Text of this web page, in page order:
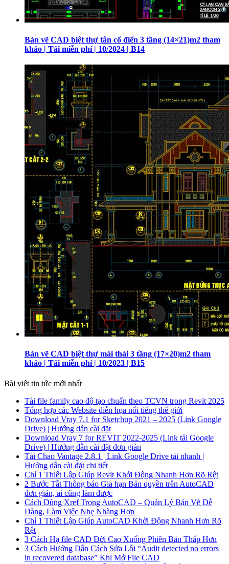
Bản vẽ CAD biệt thự tân cổ điển 3 tầng (14×21)m2 tham
khảo | Tải miễn phí | 10/2024 | B14
Bản vẽ CAD biệt thự mái thái 3 tầng (17×20)m2 tham
khảo | Tải miễn phí | 10/2023 | B15
Bài viết tin tức mới nhất
Tải file family cao độ tạo chuẩn theo TCVN trong Revit 2025
Tổng hợp các Website diễn họa nổi tiếng thế giới
Download Vray 7.1 for Sketchup 2021 – 2025 (Link Google
Drive) | Hướng dẫn cài đặt
Download Vray 7 for REVIT 2022-2025 (Link tải Google
Drive) | Hướng dẫn cài đặt đơn giản
Tải Chao Vantage 2.8.1 | Link Google Drive tải nhanh |
Hướng dẫn cài đặt chi tiết
Chỉ 1 Thiết Lập Giúp Revit Khởi Động Nhanh Hơn Rõ Rệt
2 Bước Tắt Thông báo Gia hạn Bản quyền trên AutoCAD
đơn giản, ai cũng làm được
Cách Dùng Xref Trong AutoCAD – Quản Lý Bản Vẽ Dễ
Dàng, Làm Việc Nhẹ Nhàng Hơn
Chỉ 1 Thiết Lập Giúp AutoCAD Khởi Động Nhanh Hơn Rõ
Rệt
3 Cách Hạ file CAD Đời Cao Xuống Phiên Bản Thấp Hơn
3 Cách Hướng Dẫn Cách Sửa Lỗi “Audit detected no errors
in recovered database” Khi Mở File CAD